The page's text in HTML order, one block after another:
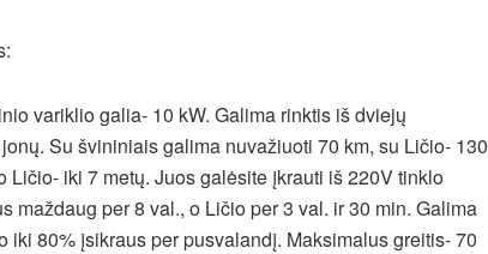
variklio galia- 10 kW. Galima rinktis iš dviejų
Su švininiais galima nuvažiuoti 70 km, su Ličio- 130
Ličio- iki 7 metų. Juos galėsite įkrauti iš 220V tinklo
maždaug per 8 val., o Ličio per 3 val. ir 30 min. Galima
iki 80% įsikraus per pusvalandį. Maksimalus greitis- 70